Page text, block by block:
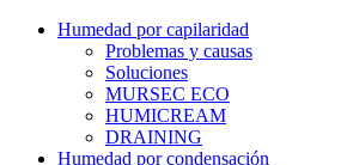
Humedad por capilaridad
Problemas y causas
Soluciones
MURSEC ECO
HUMICREAM
DRAINING
Humedad por condensación